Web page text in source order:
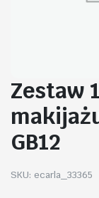
Zestaw
GB12
SKU: ecarla_33365